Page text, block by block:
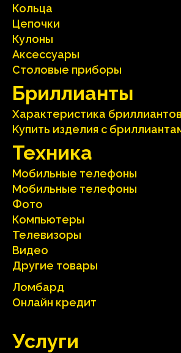
Кольца
Цепочки
Кулоны
Аксесcуары
Столовые приборы
Бриллианты
Характеристика бриллиантoв
Kупить изделия c
Техника
Мобильные телефоны
Мобильные телефоны
Фото
Компьютеры
Телевизоры
Видео
Другие товары
Ломбард
Онлайн кредит
Услуги